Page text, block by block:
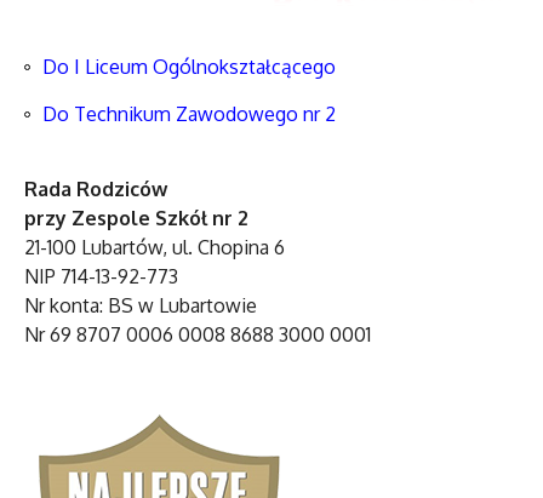
Do I Liceum Ogólnokształcącego
Do Technikum Zawodowego nr 2
Rada Rodziców
przy Zespole Szkół nr 2
21-100 Lubartów, ul. Chopina 6
NIP 714-13-92-773
Nr konta: BS w Lubartowie
Nr 69 8707 0006 0008 8688 3000 0001